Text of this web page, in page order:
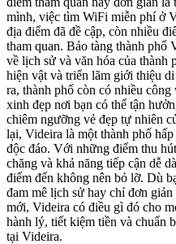
mình, việc tìm WiFi miễn phí ở
địa điểm đã đề cập, còn nhiều
tham quan. Bảo tàng thành phố
về lịch sử và văn hóa của
hiện vật và triển lãm giới thiệu
ra, thành phố còn có nhiều
xinh đẹp nơi bạn có thể tận
chiêm ngưỡng vẻ đẹp tự nhiên
lại, Videira là một thành phố
độc đáo. Với những điểm thu
chăng và khả năng tiếp cận dễ
điểm đến không nên bỏ lỡ. Dù
đam mê lịch sử hay chỉ đơn
mới, Videira có điều gì đó cho
hành lý, tiết kiệm tiền và chuẩn
tại Videira.